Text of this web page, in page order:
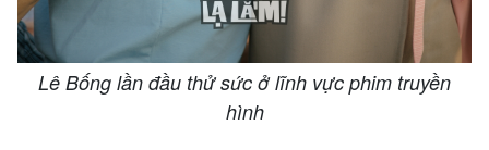
Lê Bống lần đầu thử sức ở lĩnh vực phim truyền
hình